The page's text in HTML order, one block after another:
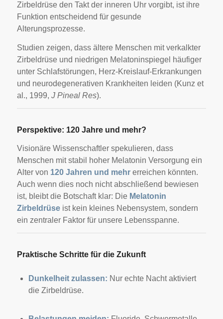
Zirbeldrüse den Takt der inneren Uhr vorgibt, ist ihre
Funktion entscheidend für gesunde
Alterungsprozesse.
Studien zeigen, dass ältere Menschen mit verkalkter
Zirbeldrüse und niedrigen Melatoninspiegel häufiger
unter Schlafstörungen, Herz-Kreislauf-Erkrankungen
und neurodegenerativen Krankheiten leiden (Kunz et
al., 1999, J Pineal Res).
Perspektive: 120 Jahre und mehr?
Visionäre Wissenschaftler spekulieren, dass
Menschen mit stabil hoher Melatonin Versorgung ein
Alter von 120 Jahren und mehrerreichen könnten.
Auch wenn dies noch nicht abschließend bewiesen
ist, bleibt die Botschaft klar: Die Melatonin
Zirbeldrüseist kein kleines Nebensystem, sondern
ein zentraler Faktor für unsere Lebensspanne.
Praktische Schritte für die Zukunft
Dunkelheit zulassen: Nur echte Nacht aktiviert
die Zirbeldrüse.